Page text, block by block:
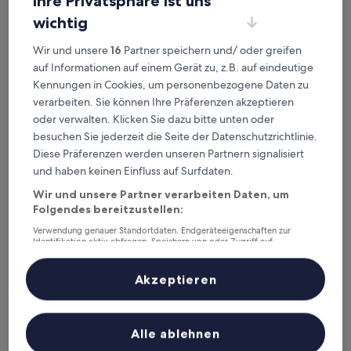
2. 168 Chain Hotel (Shenzhen Liantang
Metro Station)
168 Chain Hotel (Shenzhen Liantang Metro Station)
2.0-
Sterne-
Unterkunft
Luohu, 1 km von U-Bahn-Station Xianhu Road entfernt
Der
Preis
beträgt
19 €
inkl. Steuern & Gebühren
21. Aug.–22. Aug.
Huatian Business Hotel
wichtig
Wir und unsere16 Partner speichern und/ oder greifen
auf Informationen auf einem Gerät zu, z.B. auf eindeutige
Kennungen in Cookies, um personenbezogene Daten zu
verarbeiten. Sie können Ihre Präferenzen akzeptieren
oder verwalten. Klicken Sie dazu bitte unten oder
besuchen Sie jederzeit die Seite der Datenschutzrichtlinie.
Diese Präferenzen werden unseren Partnern signalisiert
und haben keinen Einfluss auf Surfdaten.
Wir und unsere Partner verarbeiten Daten, um
Folgendes bereitzustellen:
Verwendung genauer Standortdaten. Endgeräteeigenschaften zur
Identifikation aktiv abfragen. Speichern von oder Zugriff auf
Inhalte, Messung von Werbeleistung und der Performance von Inhalten,
Zielgruppenforschung sowie Entwicklung und Verbesserung von
Liste der Partner (Lieferanten)
Alle ablehnen
Akzeptieren